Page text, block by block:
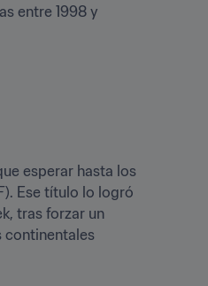
entre 1998 y
Ese título lo logró
tras forzar un
continentales